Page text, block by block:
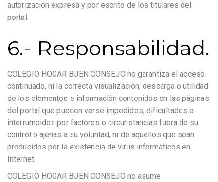
autorización expresa y por escrito de los titulares del
portal.
6.- Responsabilidad.
COLEGIO HOGAR BUEN CONSEJO no garantiza el acceso
continuado, ni la correcta visualización, descarga o utilidad
de los elementos e información contenidos en las páginas
del portal que pueden verse impedidos, dificultados o
interrumpidos por factores o circunstancias fuera de su
control o ajenas a su voluntad, ni de aquellos que sean
producidos por la existencia de virus informáticos en
Internet.
COLEGIO HOGAR BUEN CONSEJO no asume